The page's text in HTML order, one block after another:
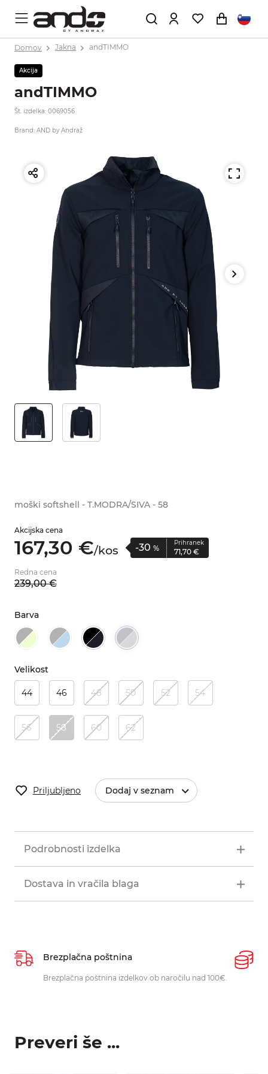
Domov Jakna andTIMMO
Akcija
andTIMMO
Št. izdelka: 0069056
Brand: AND by Andraž
moški softshell - T.MODRA/SIVA - 58
Akcijska cena
167,30 €/kos -30 %
Prihranek
71,70 €
Redna cena
239,00 €
Barva
Velikost
44 46 48 50 52 54
56 58 60 62
Priljubljeno Dodaj v seznam
Podrobnosti izdelka
Dostava in vračila blaga
Brezplačna poštnina
Brezplačna poštnina izdelkov ob naročilu nad 100€.
Preveri še ...